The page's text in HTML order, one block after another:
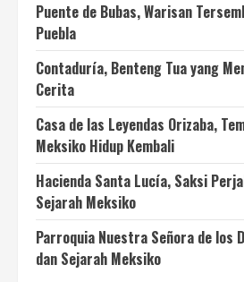
Puente de Bubas, Warisan
Puebla
Contaduría, Benteng Tua yang
Cerita
Casa de las Leyendas Orizaba,
Meksiko Hidup Kembali
Hacienda Santa Lucía, Saksi
Sejarah Meksiko
Parroquia Nuestra Señora de los
dan Sejarah Meksiko